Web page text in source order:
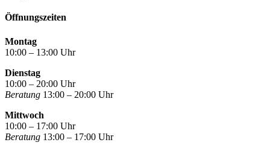
Öffnungszeiten
Montag
10:00 – 13:00 Uhr
Dienstag
10:00 – 20:00 Uhr
Beratung 13:00 – 20:00 Uhr
Mittwoch
10:00 – 17:00 Uhr
Beratung 13:00 – 17:00 Uhr